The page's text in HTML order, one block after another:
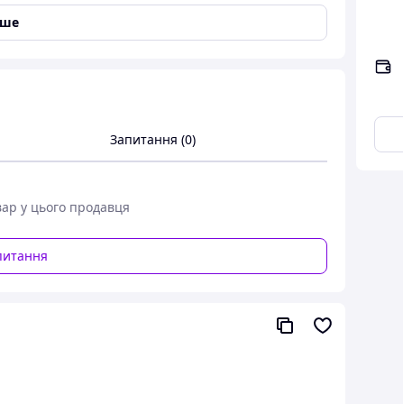
,
— фото, логотипом, малюнком або
Запитання (0)
у цього продавця